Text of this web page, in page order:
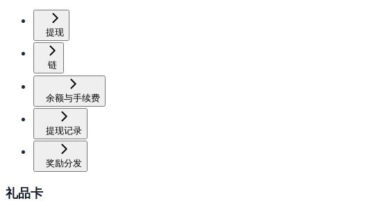
提现
链
余额与手续费
提现记录
奖励分发
礼品卡